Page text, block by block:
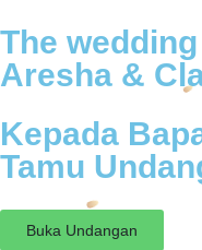
The
Aresha &
Kepada
Tamu
Buka Undangan